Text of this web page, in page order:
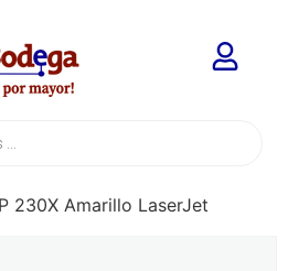
230X Amarillo LaserJet